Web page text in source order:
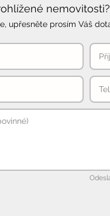
nemovitosti?
upřesněte prosím Váš